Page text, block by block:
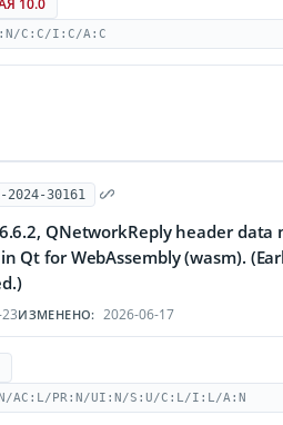
10.0
C:C/I:C/A:C
2024-30161
QNetworkReply header data
Qt for WebAssembly (wasm).
ИЗМЕНЕНО: 2026-06-17
AC:L/PR:N/UI:N/S:U/C:L/I:L/A:N